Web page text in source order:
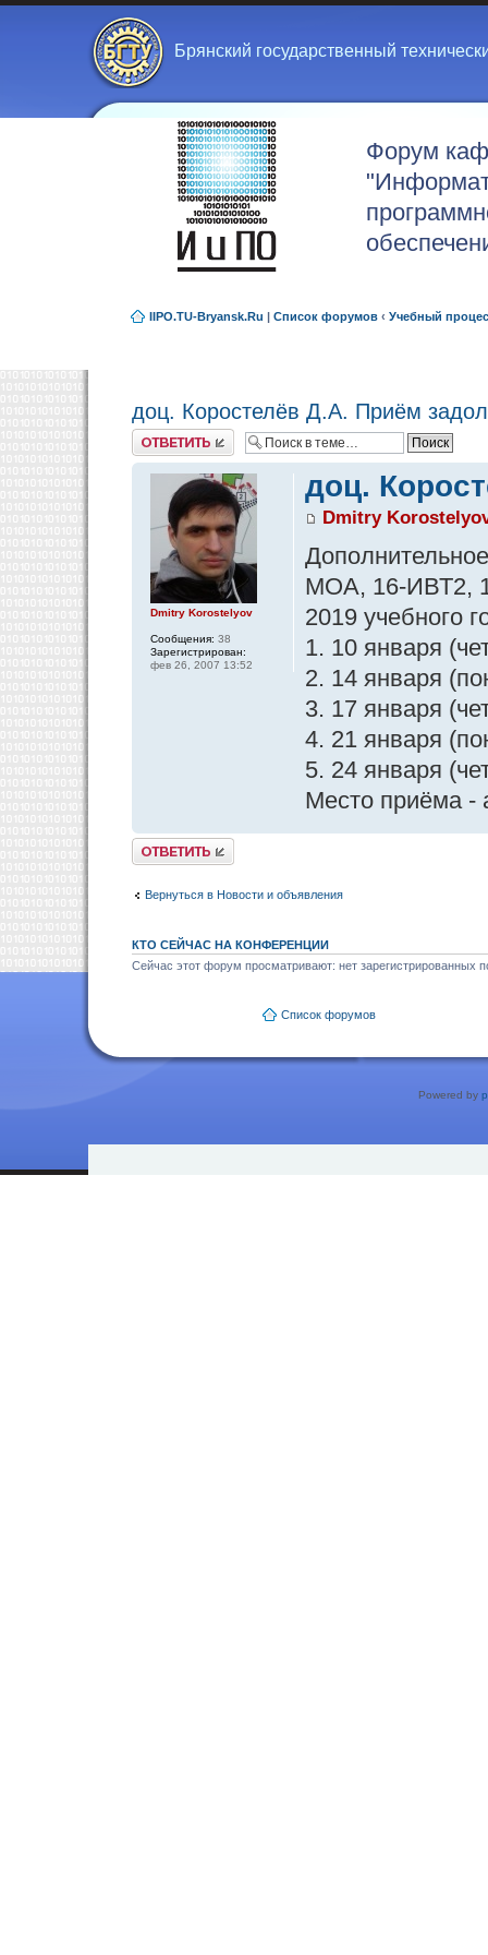
Брянский государственный
Форум
IIPO.TU-Bryansk.Ru | Список форумов ‹ Учебный
доц. Коростелёв Д.А. Приём
Ответить
доц.
Dmitry
МОА, 16-ИВТ2,
2019 учебного
1. 10 января
2. 14 января
3. 17 января
4. 21 января
5. 24 января
Место приёма
Dmitry Korostelyov
Сообщения: 38
Зарегистрирован:
фев 26, 2007 13:52
Ответить
Вернуться в Новости и объявления
КТО СЕЙЧАС НА КОНФЕРЕНЦИИ
Сейчас этот форум просматривают: нет зарегистрированных
Список форумов
Powered by